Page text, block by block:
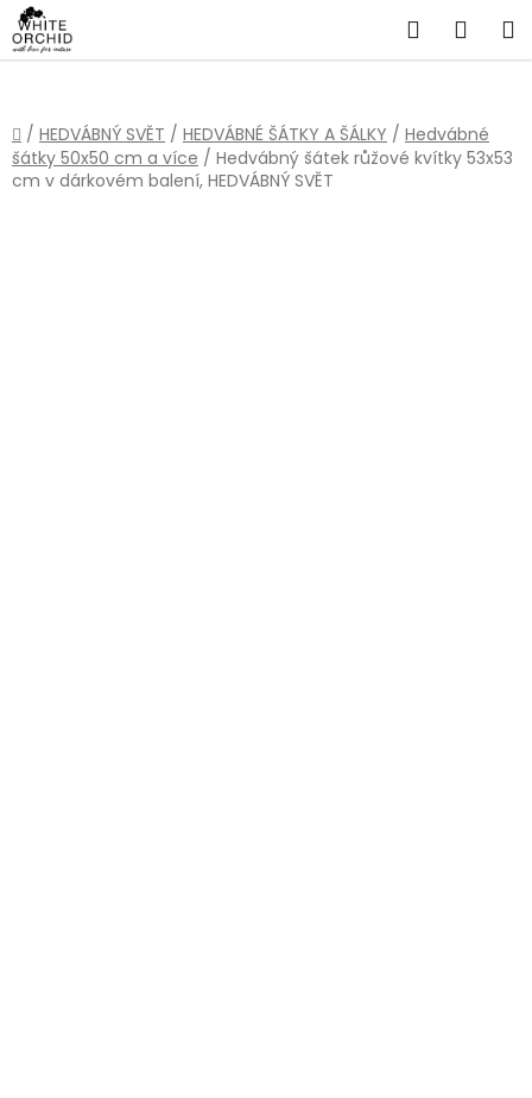
Přejít
na
obsah
Hledat
Domů
/ HEDVÁBNÝ SVĚT / HEDVÁBNÉ ŠÁTKY A ŠÁLKY / Hedvábné
šátky 50x50 cm a více / Hedvábný šátek růžové kvítky 53x53
cm v dárkovém balení, HEDVÁBNÝ SVĚT